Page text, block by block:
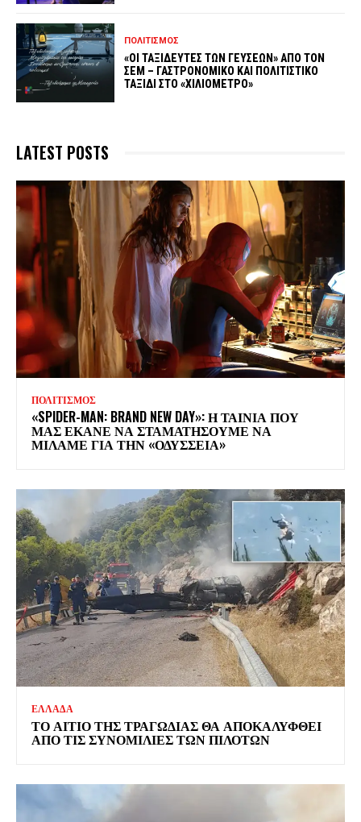
ΠΟΛΙΤΙΣΜΟΣ
«ΟΙ ΤΑΞΙΔΕΥΤΕΣ ΤΩΝ ΓΕΥΣΕΩΝ» ΑΠΟ ΤΟΝ
ΣΕΜ – ΓΑΣΤΡΟΝΟΜΙΚΟ ΚΑΙ ΠΟΛΙΤΙΣΤΙΚΟ
ΤΑΞΙΔΙ ΣΤΟ «ΧΙΛΙΟΜΕΤΡΟ»
LATEST POSTS
ΠΟΛΙΤΙΣΜΟΣ
«SPIDER-MAN: BRAND NEW DAY»: Η ΤΑΙΝΙΑ ΠΟΥ
ΜΑΣ ΕΚΑΝΕ ΝΑ ΣΤΑΜΑΤΗΣΟΥΜΕ ΝΑ
ΜΙΛΑΜΕ ΓΙΑ ΤΗΝ «ΟΔΥΣΣΕΙΑ»
ΕΛΛΑΔΑ
ΤΟ ΑΙΤΙΟ ΤΗΣ ΤΡΑΓΩΔΙΑΣ ΘΑ ΑΠΟΚΑΛΥΦΘΕΙ
ΑΠΟ ΤΙΣ ΣΥΝΟΜΙΛΙΕΣ ΤΩΝ ΠΙΛΟΤΩΝ